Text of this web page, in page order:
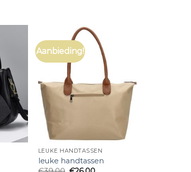
Aanbieding!
LEUKE HANDTASSEN
leuke handtassen